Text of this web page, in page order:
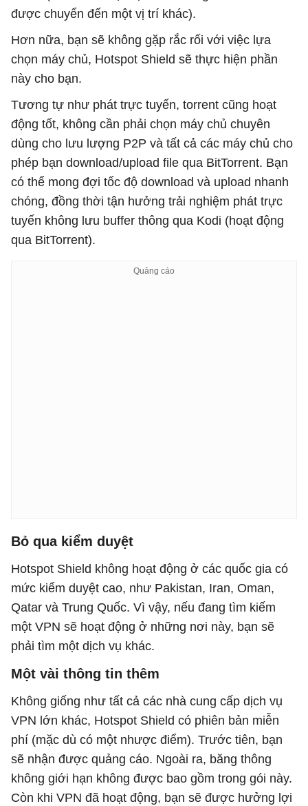
được chuyển đến một vị trí khác).
Hơn nữa, bạn sẽ không gặp rắc rối với việc lựa
chọn máy chủ, Hotspot Shield sẽ thực hiện phần
này cho bạn.
Tương tự như phát trực tuyến, torrent cũng hoạt
động tốt, không cần phải chọn máy chủ chuyên
dùng cho lưu lượng P2P và tất cả các máy chủ cho
phép bạn download/upload file qua BitTorrent. Bạn
có thể mong đợi tốc độ download và upload nhanh
chóng, đồng thời tận hưởng trải nghiệm phát trực
tuyến không lưu buffer thông qua Kodi (hoạt động
qua BitTorrent).
Bỏ qua kiểm duyệt
Hotspot Shield không hoạt động ở các quốc gia có
mức kiểm duyệt cao, như Pakistan, Iran, Oman,
Qatar và Trung Quốc. Vì vậy, nếu đang tìm kiếm
một VPN sẽ hoạt động ở những nơi này, bạn sẽ
phải tìm một dịch vụ khác.
Một vài thông tin thêm
Không giống như tất cả các nhà cung cấp dịch vụ
VPN lớn khác, Hotspot Shield có phiên bản miễn
phí (mặc dù có một nhược điểm). Trước tiên, bạn
sẽ nhận được quảng cáo. Ngoài ra, băng thông
không giới hạn không được bao gồm trong gói này.
Còn khi VPN đã hoạt động, bạn sẽ được hưởng lợi